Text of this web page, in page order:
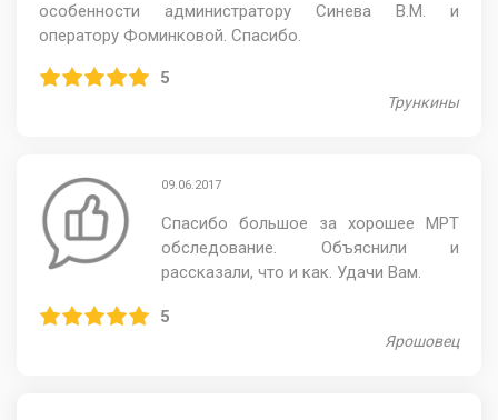
особенности администратору Синева В.М. и
оператору Фоминковой. Спасибо.
5
Трункины
09.06.2017
Спасибо большое за хорошее МРТ
обследование. Объяснили и
рассказали, что и как. Удачи Вам.
5
Ярошовец